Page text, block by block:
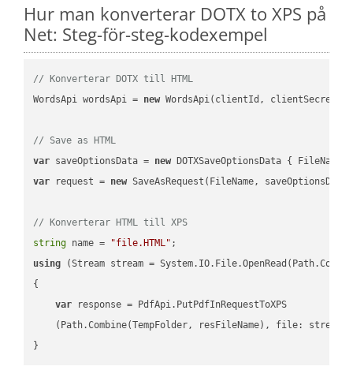
Hur man konverterar DOTX to XPS på
Net: Steg-för-steg-kodexempel
// Konverterar DOTX till HTML
WordsApi wordsApi = new WordsApi(clientId, clientSecret);
// Save as HTML
var saveOptionsData = new DOTXSaveOptionsData { FileName
var request = new SaveAsRequest(FileName,
// Konverterar HTML till XPS
string name = "file.HTML"
using (Stream stream =
{
var response = PdfApi.PutPdfInRequestToXPS
    (Path.Combine(TempFolder, resFileName), file: stream);